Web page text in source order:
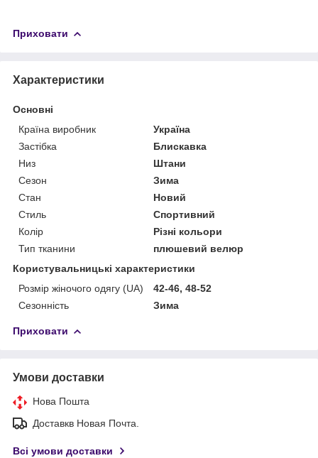
Приховати
Характеристики
Основні
Країна виробник
Україна
Застібка
Блискавка
Низ
Штани
Сезон
Зима
Стан
Новий
Стиль
Спортивний
Колір
Різні кольори
Тип тканини
плюшевий велюр
Користувальницькі характеристики
Розмір жіночого одягу (UA)
42-46, 48-52
Сезонність
Зима
Приховати
Умови доставки
Нова Пошта
Доставкв Новая Почта.
Всі умови доставки